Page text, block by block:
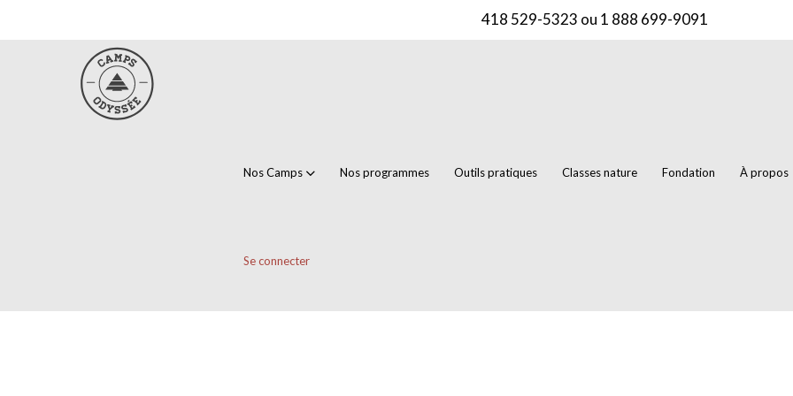
418 529-5323 ou 1 888 699-9091
Nos Camps Nos programmes Outils pratiques Classes nature Fondation À propos
Se connecter